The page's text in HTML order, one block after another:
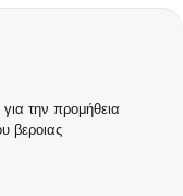
την προμήθεια
βεροιας